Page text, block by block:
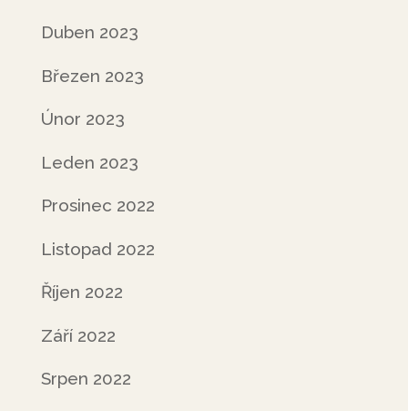
Duben 2023
Březen 2023
Únor 2023
Leden 2023
Prosinec 2022
Listopad 2022
Říjen 2022
Září 2022
Srpen 2022